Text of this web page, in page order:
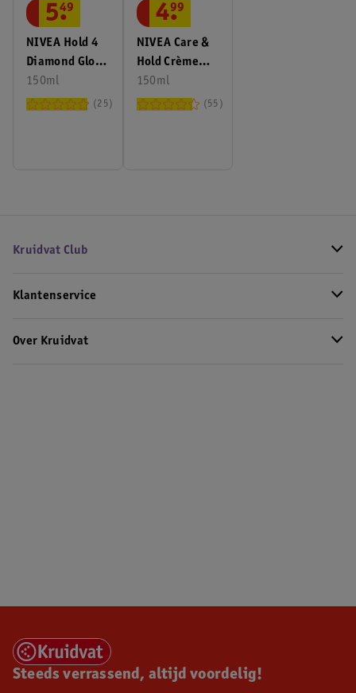
NIVEA Hold 4
Diamond Gloss
Care Styling
Mousse
150ml
5.
49
25
NIVEA Care &
Hold Crème
Hold 3 Haargel
150ml
4.
99
55
Kruidvat Club
Klantenservice
Over Kruidvat
Steeds verrassend, altijd voordelig!